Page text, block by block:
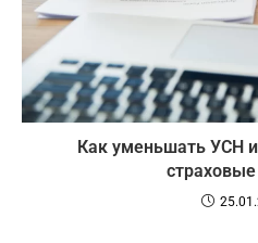
Как уменьшать УСН